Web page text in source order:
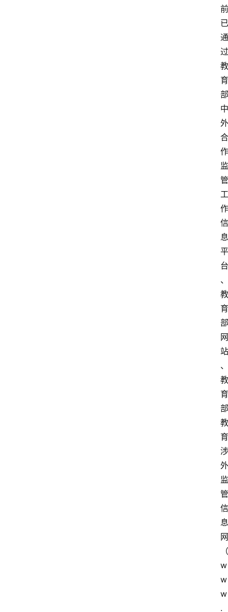
前
已
通
过
教
育
部
中
外
合
作
监
管
工
作
信
息
平
台
、
教
育
部
网
站
、
教
育
部
教
育
涉
外
监
管
信
息
网
（
w
w
w
.